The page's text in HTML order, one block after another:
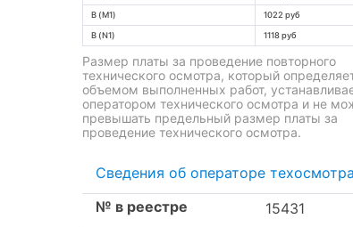
B (M1) 1022 руб
B (N1) 1118 руб
Размер платы за проведение повторного
технического осмотра, который
объемом выполненных работ,
оператором технического осмотра и не
превышать предельный размер платы за
проведение технического осмотра.
Сведения об операторе
№ в реестре
15431